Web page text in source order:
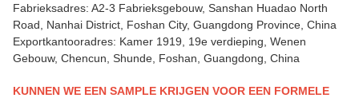
Fabrieksadres: A2-3 Fabrieksgebouw, Sanshan Huadao North
Road, Nanhai District, Foshan City, Guangdong Province, China
Exportkantooradres: Kamer 1919, 19e verdieping, Wenen
Gebouw, Chencun, Shunde, Foshan, Guangdong, China
KUNNEN WE EEN SAMPLE KRIJGEN VOOR EEN FORMELE